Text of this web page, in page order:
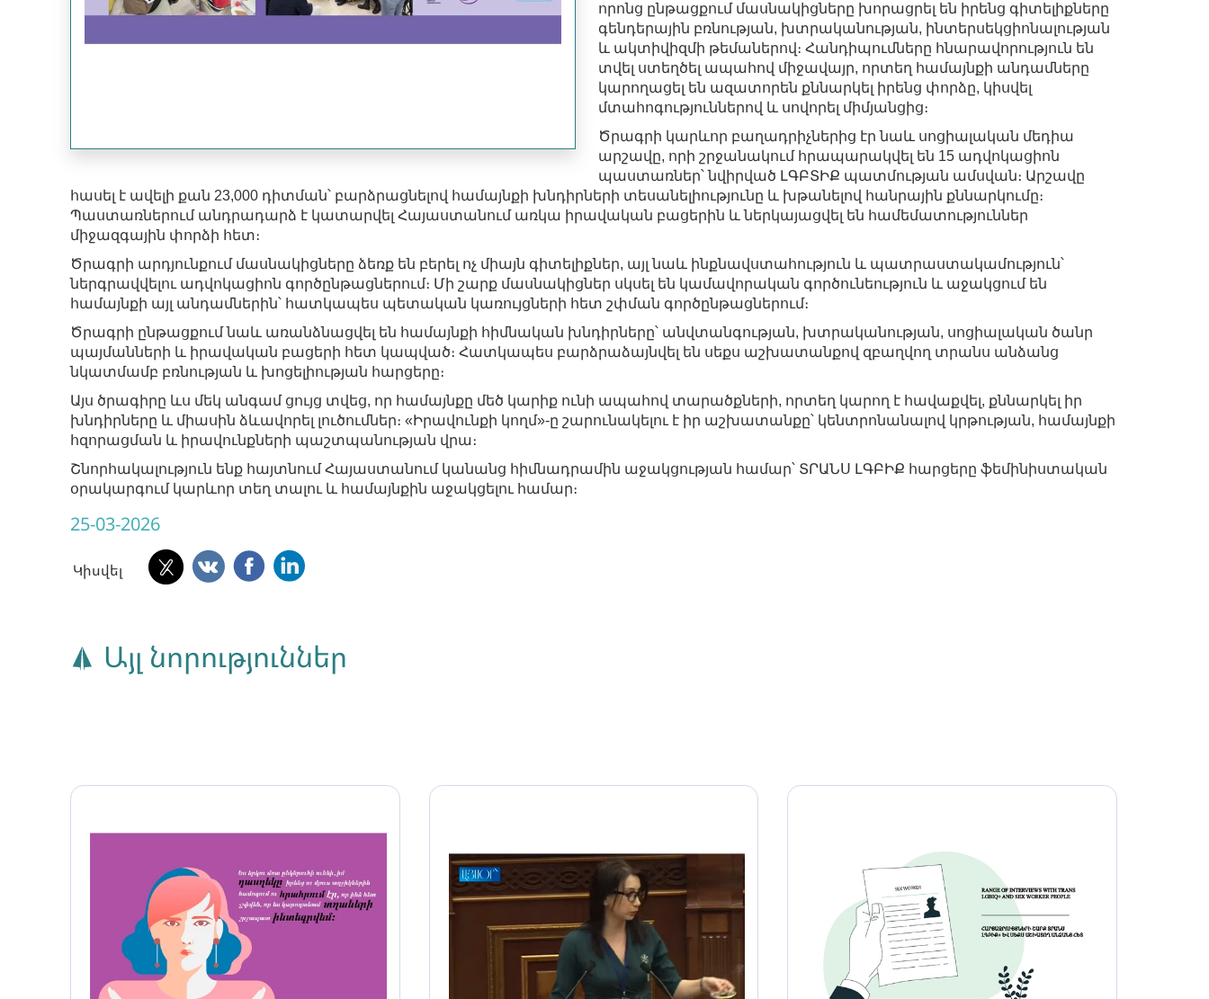
որոնց ընթացքում մասնակիցները խորացրել են իրենց գիտելիքները
գենդերային բռնության, խտրականության, ինտերսեկցիոնալության
և ակտիվիզմի թեմաներով։ Հանդիպումները հնարավորություն են
տվել ստեղծել ապահով միջավայր, որտեղ համայնքի անդամները
կարողացել են ազատորեն քննարկել իրենց փորձը, կիսվել
մտահոգություններով և սովորել միմյանցից։
Ծրագրի կարևոր բաղադրիչներից էր նաև սոցիալական մեդիա
արշավը, որի շրջանակում հրապարակվել են 15 ադվոկացիոն
պաստառներ՝ նվիրված ԼԳԲՏԻՔ պատմության ամսվան։ Արշավը
հասել է ավելի քան 23,000 դիտման՝ բարձրացնելով համայնքի խնդիրների տեսանելիությունը և խթանելով հանրային քննարկումը։
Պաստառներում անդրադարձ է կատարվել Հայաստանում առկա իրավական բացերին և ներկայացվել են համեմատություններ
միջազգային փորձի հետ։
Ծրագրի արդյունքում մասնակիցները ձեռք են բերել ոչ միայն գիտելիքներ, այլ նաև ինքնավստահություն և պատրաստակամություն՝
ներգրավվելու ադվոկացիոն գործընթացներում։ Մի շարք մասնակիցներ սկսել են կամավորական գործունեություն և աջակցում են
համայնքի այլ անդամներին՝ հատկապես պետական կառույցների հետ շփման գործընթացներում։
Ծրագրի ընթացքում նաև առանձնացվել են համայնքի հիմնական խնդիրները՝ անվտանգության, խտրականության, սոցիալական ծանր
պայմանների և իրավական բացերի հետ կապված։ Հատկապես բարձրաձայնվել են սեքս աշխատանքով զբաղվող տրանս անձանց
նկատմամբ բռնության և խոցելիության հարցերը։
Այս ծրագիրը ևս մեկ անգամ ցույց տվեց, որ համայնքը մեծ կարիք ունի ապահով տարածքների, որտեղ կարող է հավաքվել, քննարկել իր
խնդիրները և միասին ձևավորել լուծումներ։ «Իրավունքի կողմ»-ը շարունակելու է իր աշխատանքը՝ կենտրոնանալով կրթության, համայնքի
հզորացման և իրավունքների պաշտպանության վրա։
Շնորհակալություն ենք հայտնում Հայաստանում կանանց հիմնադրամին աջակցության համար՝ ՏՐԱՆՍ ԼԳԲԻՔ հարցերը ֆեմինիստական
օրակարգում կարևոր տեղ տալու և համայնքին աջակցելու համար։
25-03-2026
Կիսվել
Այլ նորություններ